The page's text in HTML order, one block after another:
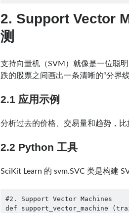
2. Support Vector
测
支持向量机（SVM）就像是一位聪
跌的股票之间画出一条清晰的“分界
2.1 应用示例
分析过去的价格、交易量和趋势，
2.2 Python 工具
SciKit Learn 的 svm.SVC 类是构建
#2. Support Vector Machines
def support_vector_machine